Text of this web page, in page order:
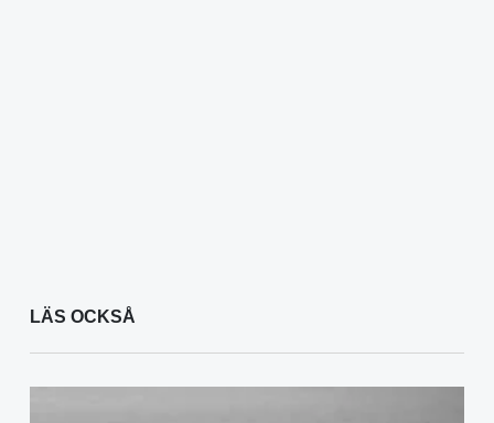
LÄS OCKSÅ